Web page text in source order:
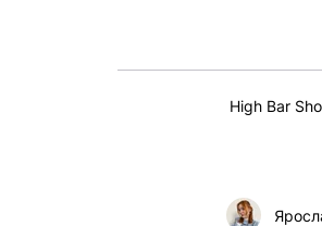
High Bar